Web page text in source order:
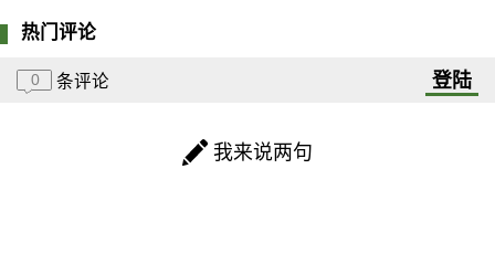
热门评论
0 条评论 登陆
我来说两句